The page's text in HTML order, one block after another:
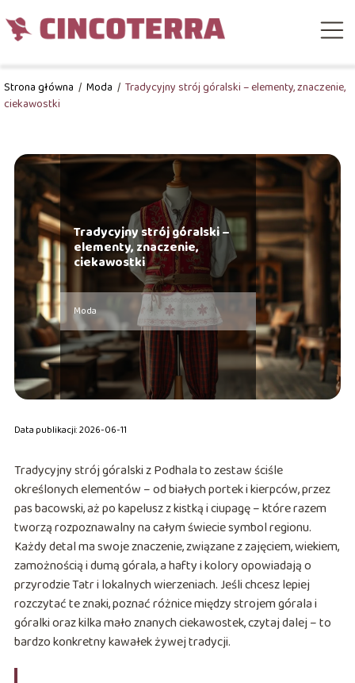
Strona główna / Moda / Tradycyjny strój góralski – elementy, znaczenie,
ciekawostki
Tradycyjny strój góralski –
elementy, znaczenie,
ciekawostki
Moda
Data publikacji: 2026-06-11
Tradycyjny strój góralski z Podhala to zestaw ściśle
określonych elementów – od białych portek i kierpców, przez
pas bacowski, aż po kapelusz z kistką i ciupagę – które razem
tworzą rozpoznawalny na całym świecie symbol regionu.
Każdy detal ma swoje znaczenie, związane z zajęciem, wiekiem,
zamożnością i dumą górala, a hafty i kolory opowiadają o
przyrodzie Tatr i lokalnych wierzeniach. Jeśli chcesz lepiej
rozczytać te znaki, poznać różnice między strojem górala i
góralki oraz kilka mało znanych ciekawostek, czytaj dalej – to
bardzo konkretny kawałek żywej tradycji.